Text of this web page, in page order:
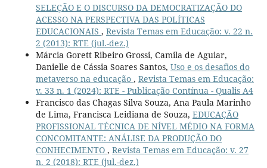
SELEÇÃO E O DISCURSO DA DEMOCRATIZAÇÃO DO
ACESSO NA PERSPECTIVA DAS POLÍTICAS
EDUCACIONAIS , Revista Temas em Educação: v. 22 n.
2 (2013): RTE (jul.-dez.)
Márcia Gorett Ribeiro Grossi, Camila de Aguiar,
Danielle de Cássia Soares Santos, Uso e os desafios do
metaverso na educação , Revista Temas em Educação:
v. 33 n. 1 (2024): RTE - Publicação Contínua - Qualis A4
Francisco das Chagas Silva Souza, Ana Paula Marinho
de Lima, Francisca Leidiana de Souza, EDUCAÇÃO
PROFISSIONAL TÉCNICA DE NÍVEL MÉDIO NA FORMA
CONCOMITANTE: ANÁLISE DA PRODUÇÃO DO
CONHECIMENTO , Revista Temas em Educação: v. 27
n. 2 (2018): RTE (jul.-dez.)